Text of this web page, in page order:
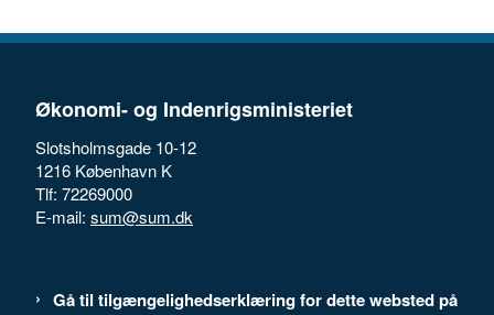
Økonomi- og Indenrigsministeriet
Slotsholmsgade 10-12
1216 København K
Tlf: 72269000
E-mail: sum@sum.dk
Gå til tilgængelighedserklæring for dette websted på